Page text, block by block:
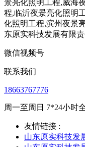
微信视频号
联系我们
18663767776
周一至周日 7*24小时
友情链接 :
山东原实科技发